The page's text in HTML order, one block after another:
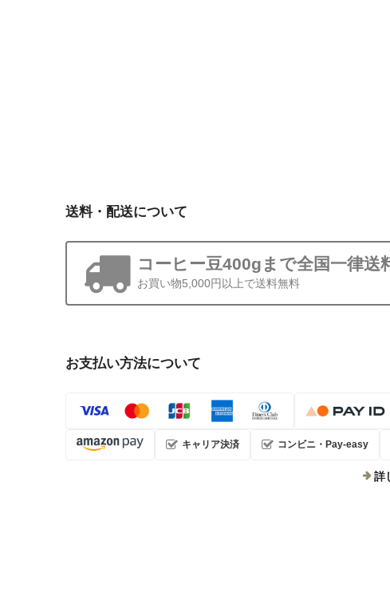
送料・配送について
コーヒー豆400gまで全国一律送
お買い物5,000円以上で送料無料
お支払い方法について
キャリア決済 コンビニ・Pay-easy
詳